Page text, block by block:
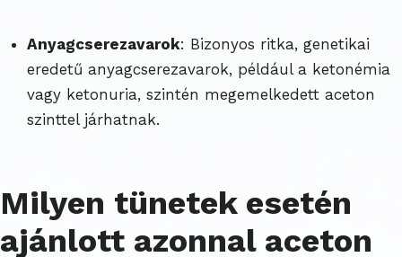
Anyagcserezavarok: Bizonyos ritka, genetikai
eredetű anyagcserezavarok, például a ketonémia
vagy ketonuria, szintén megemelkedett aceton
szinttel járhatnak.
Milyen tünetek esetén
ajánlott azonnal aceton